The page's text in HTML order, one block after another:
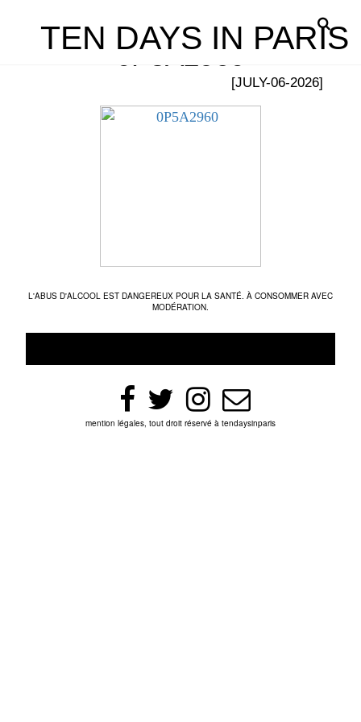
TEN DAYS IN PARIS
0P5A2960
[JULY-06-2026]
L'ABUS D'ALCOOL EST DANGEREUX POUR LA SANTÉ. À CONSOMMER AVEC
MODÉRATION.
mention légales, tout droit réservé à tendaysinparis